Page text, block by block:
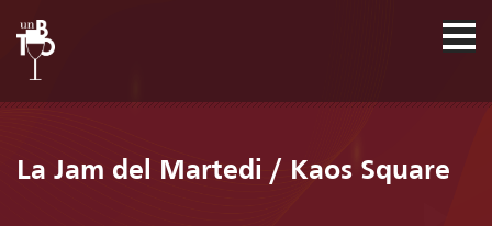
La Jam del Martedi / Kaos Square